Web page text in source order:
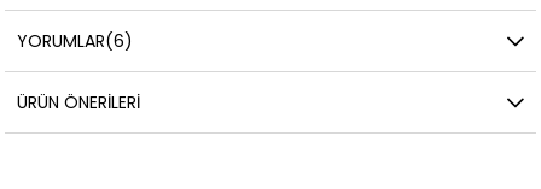
YORUMLAR(6)
ÜRÜN ÖNERILERI